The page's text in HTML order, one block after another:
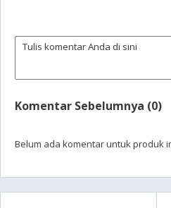
Komentar Sebelumnya (0)
Belum ada komentar untuk produk